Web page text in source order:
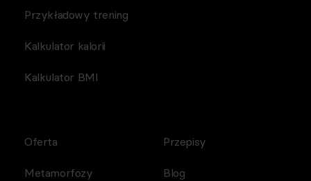
Przykładowy trening
Kalkulator kalorii
Kalkulator BMI
Oferta
Metamorfozy
Przepisy
Blog